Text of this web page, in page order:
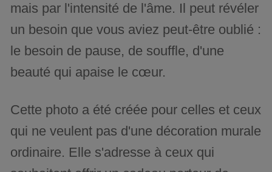
mais par l'intensité de l'âme. Il peut révéler
un besoin que vous aviez peut-être oublié :
le besoin de pause, de souffle, d'une
beauté qui apaise le cœur.
Cette photo a été créée pour celles et ceux
qui ne veulent pas d'une décoration murale
ordinaire. Elle s'adresse à ceux qui